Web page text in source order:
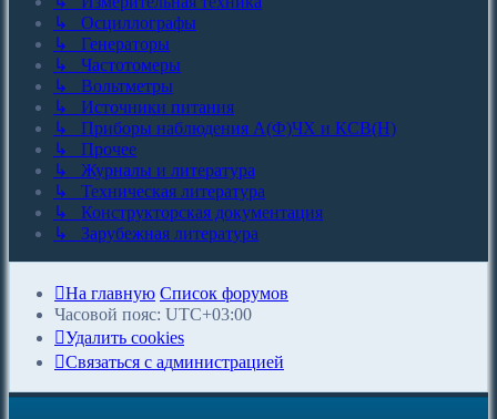
↳ Осциллографы
↳ Генераторы
↳ Частотомеры
↳ Вольтметры
↳ Источники питания
↳ Приборы наблюдения А(Ф)ЧХ и КСВ(Н)
↳ Прочее
↳ Журналы и литература
↳ Техническая литература
↳ Конструкторская документация
↳ Зарубежная литература
На главную Список форумов
Часовой пояс: UTC+03:00
Удалить cookies
Связаться с администрацией